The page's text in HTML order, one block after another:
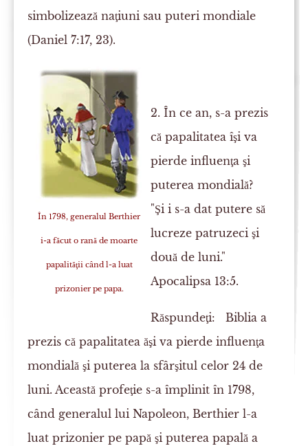
simbolizează naţiuni sau puteri mondiale
(Daniel 7:17, 23).
În 1798, generalul Berthier
i-a făcut o rană de moarte
papalităţii când l-a luat
prizonier pe papa.
2. În ce an, s-a prezis
că papalitatea îşi va
pierde influenţa şi
puterea mondială?
"Şi i s-a dat putere să
lucreze patruzeci şi
două de luni."
Apocalipsa 13:5.
Răspundeţi: Biblia a
prezis că papalitatea ăşi va pierde influenţa
mondială şi puterea la sfârşitul celor 24 de
luni. Această profeţie s-a împlinit în 1798,
când generalul lui Napoleon, Berthier l-a
luat prizonier pe papă şi puterea papală a